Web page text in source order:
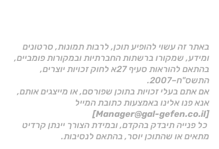
באתר זה עשוי להופיע תוכן, לרבות תמונות, סרטונים
ומידע, שמקורו ברשתות החברתיות ובמקורות פומביים,
בהתאם להוראות סעיף 27א לחוק זכויות יוצרים,
התשס"ח–2007.
אם אתם בעלי זכויות בתוכן שפורסם, או מייצגים אותם,
אנא פנו אלינו באמצעות כתובת המייל
[Manager@gal-gefen.co.il]
כל פנייה תיבדק בהקדם, ובמידת הצורך יינתן קרדיט
מתאים או שהתוכן יוסר, בהתאם לנסיבות.